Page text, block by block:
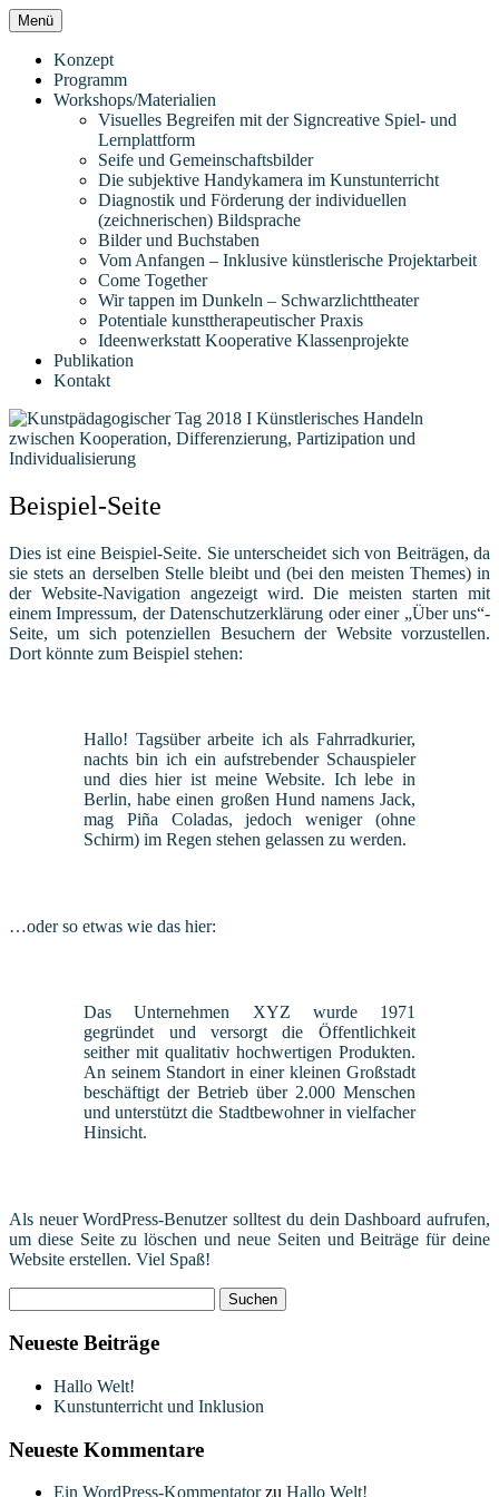
Zum
Inhalt
springen
Kunstpädagogischer Tag 2018 I
Künstlerisches Handeln zwischen
Kooperation, Differenzierung,
Partizipation und
Individualisierung
Websites Website
Menü
Konzept
Programm
Workshops/Materialien
Visuelles Begreifen mit der Signcreative Spiel- und
Lernplattform
Seife und Gemeinschaftsbilder
Die subjektive Handykamera im Kunstunterricht
Diagnostik und Förderung der individuellen
(zeichnerischen) Bildsprache
Bilder und Buchstaben
Vom Anfangen – Inklusive künstlerische Projektarbeit
Come Together
Wir tappen im Dunkeln – Schwarzlichttheater
Potentiale kunsttherapeutischer Praxis
Ideenwerkstatt Kooperative Klassenprojekte
Publikation
Kontakt
Beispiel-Seite
Dies ist eine Beispiel-Seite. Sie unterscheidet sich von Beiträgen, da
sie stets an derselben Stelle bleibt und (bei den meisten Themes) in
der Website-Navigation angezeigt wird. Die meisten starten mit
einem Impressum, der Datenschutzerklärung oder einer „Über uns“-
Seite, um sich potenziellen Besuchern der Website vorzustellen.
Dort könnte zum Beispiel stehen:
Hallo! Tagsüber arbeite ich als Fahrradkurier,
nachts bin ich ein aufstrebender Schauspieler
und dies hier ist meine Website. Ich lebe in
Berlin, habe einen großen Hund namens Jack,
mag Piña Coladas, jedoch weniger (ohne
Schirm) im Regen stehen gelassen zu werden.
…oder so etwas wie das hier:
Das Unternehmen XYZ wurde 1971
gegründet und versorgt die Öffentlichkeit
seither mit qualitativ hochwertigen Produkten.
An seinem Standort in einer kleinen Großstadt
beschäftigt der Betrieb über 2.000 Menschen
und unterstützt die Stadtbewohner in vielfacher
Hinsicht.
Als neuer WordPress-Benutzer solltest du dein Dashboard aufrufen,
um diese Seite zu löschen und neue Seiten und Beiträge für deine
Website erstellen. Viel Spaß!
nach:
Neueste Beiträge
Hallo Welt!
Kunstunterricht und Inklusion
Neueste Kommentare
Ein WordPress-Kommentatorzu Hallo Welt!